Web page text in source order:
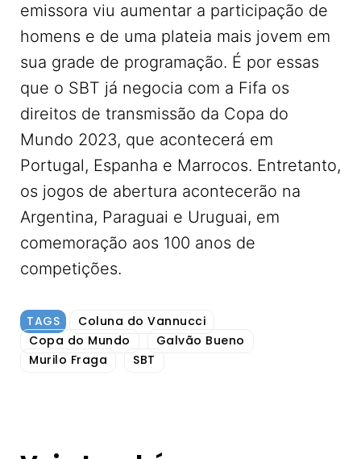
emissora viu aumentar a participação de
homens e de uma plateia mais jovem em
sua grade de programação. É por essas
que o SBT já negocia com a Fifa os
direitos de transmissão da Copa do
Mundo 2023, que acontecerá em
Portugal, Espanha e Marrocos. Entretanto,
os jogos de abertura acontecerão na
Argentina, Paraguai e Uruguai, em
comemoração aos 100 anos de
competições.
TAGS
Coluna do Vannucci
Copa do Mundo
Galvão Bueno
Murilo Fraga
SBT